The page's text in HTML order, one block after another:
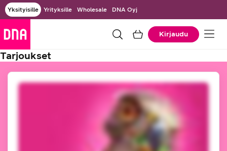
Yksityisille Yrityksille Wholesale DNA Oyj
Kirjaudu
Tarjoukset